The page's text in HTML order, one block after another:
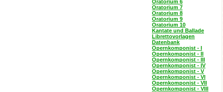
Oratorium 6
Oratorium 7
Oratorium 8
Oratorium 9
Oratorium 10
Kantate und Ballade
Librettovorlagen
Datenbank
Opernkomponist - I
Opernkomponist - II
Opernkomponist - III
Opernkomponist - IV
Opernkomponist - V
Opernkomponist - VI
Opernkomponist - VII
Opernkomponist - VIII